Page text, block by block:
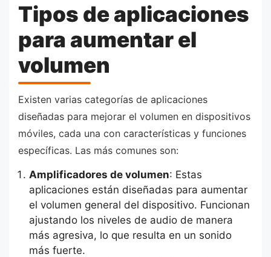
Tipos de aplicaciones
para aumentar el
volumen
Existen varias categorías de aplicaciones
diseñadas para mejorar el volumen en dispositivos
móviles, cada una con características y funciones
específicas. Las más comunes son:
Amplificadores de volumen: Estas
aplicaciones están diseñadas para aumentar
el volumen general del dispositivo. Funcionan
ajustando los niveles de audio de manera
más agresiva, lo que resulta en un sonido
más fuerte.